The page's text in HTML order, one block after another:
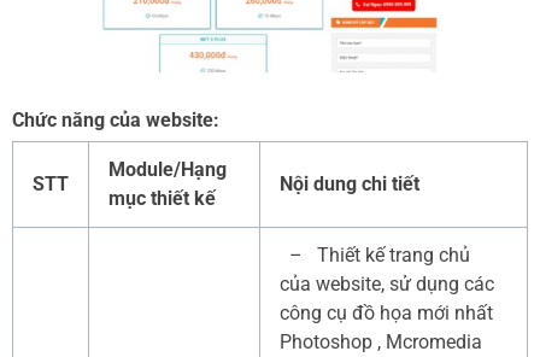
Chức năng của website:
STT
Module/Hạng
mục thiết kế
Nội dung chi tiết
– Thiết kế trang chủ
của website, sử dụng các
công cụ đồ họa mới nhất
Photoshop , Mcromedia